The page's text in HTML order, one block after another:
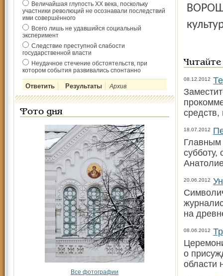
Величайшая глупость ХХ века, поскольку
участники революций не осознавали последствий
ими совершённого
Всего лишь не удавшийся социальный
эксперимент
Следствие преступной слабости
государственной власти
Неудачное стечение обстоятельств, при
котором события развивались спонтанно
Архив
Фото дня
Все фотографии
08.12.2012
средств,
18.07.2012
Главным
20.06.2012
на
08.06.2012
о
области